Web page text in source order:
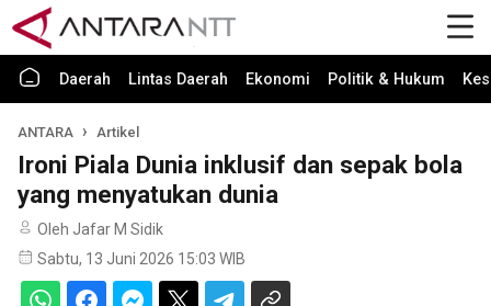
Daerah Lintas Daerah Ekonomi Politik & Hukum
ANTARA Artikel
Ironi Piala Dunia inklusif dan sepak bola
yang menyatukan dunia
Oleh Jafar M Sidik
Sabtu, 13 Juni 2026 15:03 WIB